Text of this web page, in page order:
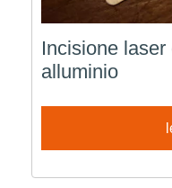
Incisione
alluminio